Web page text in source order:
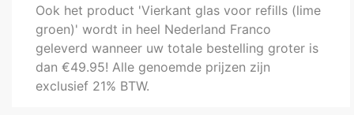
Ook het product 'Vierkant glas voor refills (lime
groen)' wordt in heel Nederland Franco
geleverd wanneer uw totale bestelling groter is
dan €49.95! Alle genoemde prijzen zijn
exclusief 21% BTW.